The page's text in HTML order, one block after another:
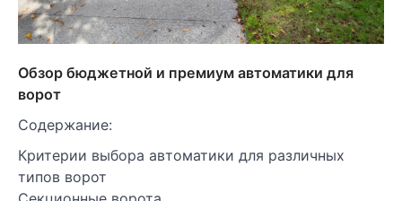
Обзор бюджетной и премиум автоматики для
ворот
Содержание:
Критерии выбора автоматики для различных
типов ворот